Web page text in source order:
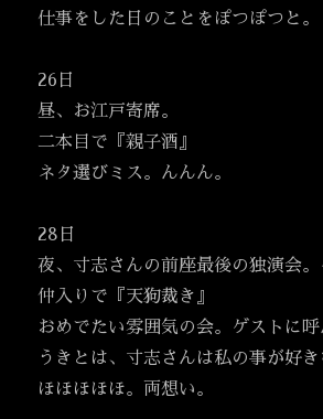
仕事をした日のことをぽつぽつと。
26日
昼、お江戸寄席。
二本目で『親子酒』
ネタ選びミス。んんん。
28日
夜、寸志さんの前座最後の独演会。
仲入りで『天狗裁き』
おめでたい雰囲気の会。ゲストに
うきとは、寸志さんは私の事が好き
ほほほほほ。両想い。